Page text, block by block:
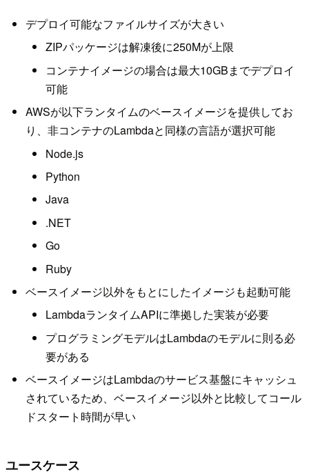
デプロイ可能なファイルサイズが大きい
ZIPパッケージは解凍後に250Mが上限
コンテナイメージの場合は最大10GBまでデプロイ
可能
AWSが以下ランタイムのベースイメージを提供してお
り、非コンテナのLambdaと同様の言語が選択可能
Node.js
Python
Java
.NET
Go
Ruby
ベースイメージ以外をもとにしたイメージも起動可能
LambdaランタイムAPIに準拠した実装が必要
プログラミングモデルはLambdaのモデルに則る必
要がある
ベースイメージはLambdaのサービス基盤にキャッシュ
されているため、ベースイメージ以外と比較してコール
ドスタート時間が早い
ユースケース